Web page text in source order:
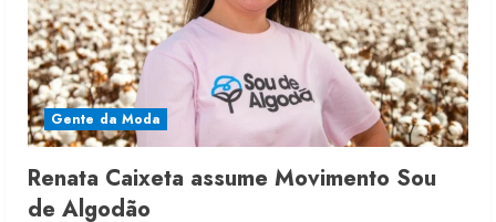
Gente da Moda
Renata Caixeta assume Movimento Sou
de Algodão